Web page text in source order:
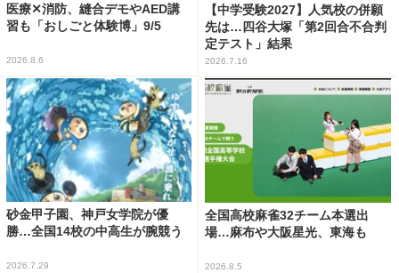
医療✕消防、縫合デモやAED講
習も「おしごと体験博」9/5
2026.8.6
【中学受験2027】人気校の併願
先は…四谷大塚「第2回合不合判
定テスト」結果
2026.7.16
砂金甲子園、神戸女学院が優
勝…全国14校の中高生が腕競う
2026.7.29
全国高校麻雀32チーム本選出
場…麻布や大阪星光、東海も
2026.8.5